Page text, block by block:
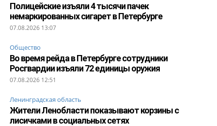
Полицейские изъяли 4 тысячи пачек
немаркированных сигарет в Петербурге
07.08.2026 13:07
Общество
Во время рейда в Петербурге сотрудники
Росгвардии изъяли 72 единицы оружия
07.08.2026 12:51
Ленинградская область
Жители Ленобласти показывают корзины с
лисичками в социальных сетях